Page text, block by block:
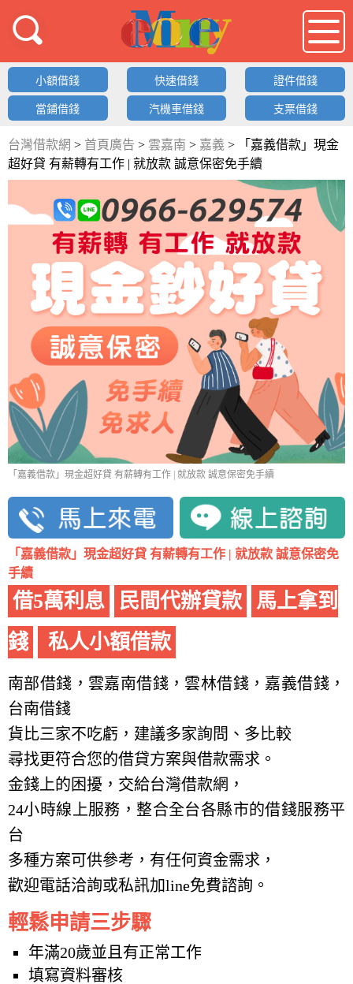
借錢LOGO
小額借錢 快速借錢 證件借錢
當鋪借錢 汽機車借錢 支票借錢
台灣借款網 > 首頁廣告 > 雲嘉南 > 嘉義 >
「嘉義借款」現金
超好貸 有薪轉有工作 | 就放款 誠意保密免手續
「嘉義借款」現金超好貸 有薪轉有工作 | 就放款 誠意保密免手續
「嘉義借款」現金超好貸 有薪轉有工作 | 就放款 誠意保密免
手續
借5萬利息 民間代辦貸款
馬上拿到
錢
私人小額借款
南部借錢，雲嘉南借錢，雲林借錢，嘉義借錢，
台南借錢
貨比三家不吃虧，建議多家詢問、多比較
尋找更符合您的借貸方案與借款需求。
金錢上的困擾，交給台灣借款網，
24小時線上服務，整合全台各縣市的借錢服務平
台
多種方案可供參考，有任何資金需求，
歡迎電話洽詢或私訊加line免費諮詢。
輕鬆申請三步驟
年滿20歲並且有正常工作
填寫資料審核